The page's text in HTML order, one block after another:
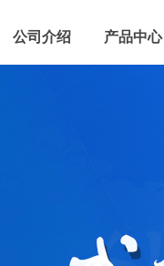
公司介绍 产品中心